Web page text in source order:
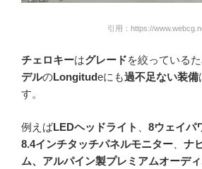
引用：https://
チェロキーはグレードを絞っているた
デルのLongitudeにも過不足ない装備
す。
例えばLEDヘッドライト 8ウェイパ
8.4インチタッチパネルモニター
ナ
ム、アルパイン製プレミアムオーデ